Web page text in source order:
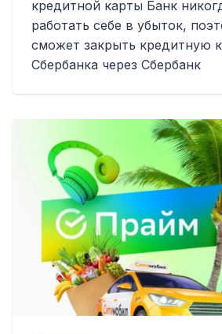
кредитной карты Банк
работать себе в убыток,
сможет закрыть кредитную
Сбербанка через Сбербанк